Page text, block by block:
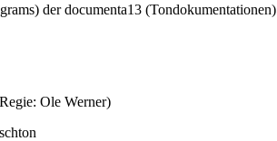
der documenta13 (Tondokumentationen)
Ole Werner)